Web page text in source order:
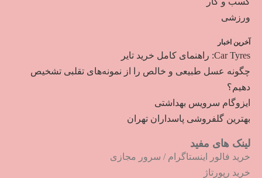
ورزشی
آخرین اخبار
Car Tyres: راهنمای کامل خرید تایر
چگونه عسل طبیعی و خالص را از نمونه‌های تقلبی تشخیص
دهیم؟
ایزوگام سرویس بهداشتی
بهترین گلفروشی پاسداران تهران
لینک های مفید
خرید فالور اینستاگرام / سرور مجازی
خرید رپورتاژ